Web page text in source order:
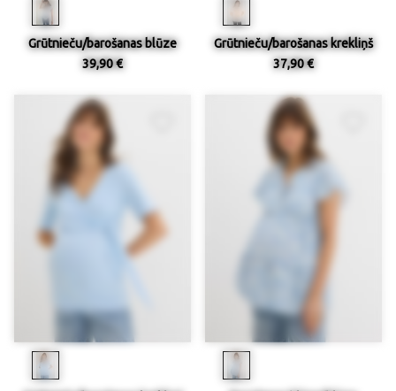
Grūtnieču/barošanas blūze
39,90 €
Grūtnieču/barošanas krekliņš
37,90 €